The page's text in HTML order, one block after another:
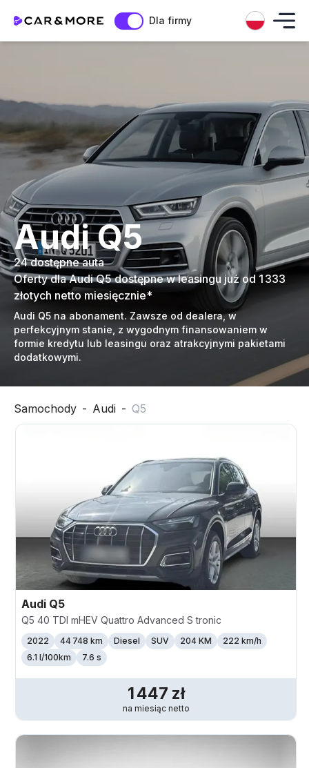
Dla firmy
Audi Q5
24 dostępne auta
Oferty dla Audi Q5 dostępne w leasingu już od 1 333
złotych netto miesięcznie*
Audi Q5 na abonament. Zawsze od dealera, w
perfekcyjnym stanie, z wygodnym finansowaniem w
formie kredytu lub leasingu oraz atrakcyjnymi pakietami
dodatkowymi.
Samochody - Audi - Q5
Audi Q5
Q5 40 TDI mHEV Quattro Advanced S tronic
2022 44 748 km Diesel SUV 204 KM 222 km/h
6.1 l/100km
7.6 s
1 447 zł
na miesiąc netto